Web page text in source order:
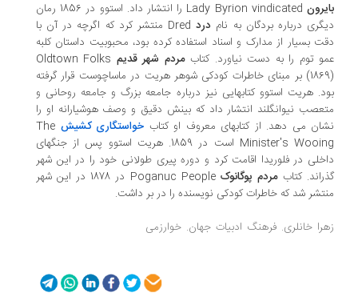
Lady Byrion vindicated
را انتشار داد. استوو در 1856 رمان
درباره بردگان به نامدرد Dredمنتشر کرد که اگرچه در آن با
بسیار از مدارک و اسناد استفاده کرده بود، محبوبیت داستان کلبه
توم را به دست نیاورد. کتاب مردم شهر قدیم Oldtown Folks
(1869) بر مبنای خاطرات کودکی شوهر هریت در ماساچوست قرار گرفته
هریت استوو کتابهایی نیز درباره جامعه بزرگ و جامعه روحانی و
نیوانگلند انتشار داد که بینش دقیق و وصف هوشیارانه او را
می ­دهد. از کتابهای معروف او کتاب خواستگاری کشیش The
Minister’s
است در 1859. هریت استوو پس از جنگهای
در فلوریدا اقامت کرد و دوره پیری طولانی خود را در این شهر
کتاب مردم پوگانوک Poganuc People
در 1878 در این شهر
شد که خاطرات کودکی نویسنده را در بر داشت.
خانلری. فرهنگ ادبیات جهان. خوارزمی معرفی کتاب نقد کتاب